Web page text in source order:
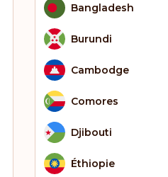
Bangladesh
Burundi
Cambodge
Comores
Djibouti
Éthiopie